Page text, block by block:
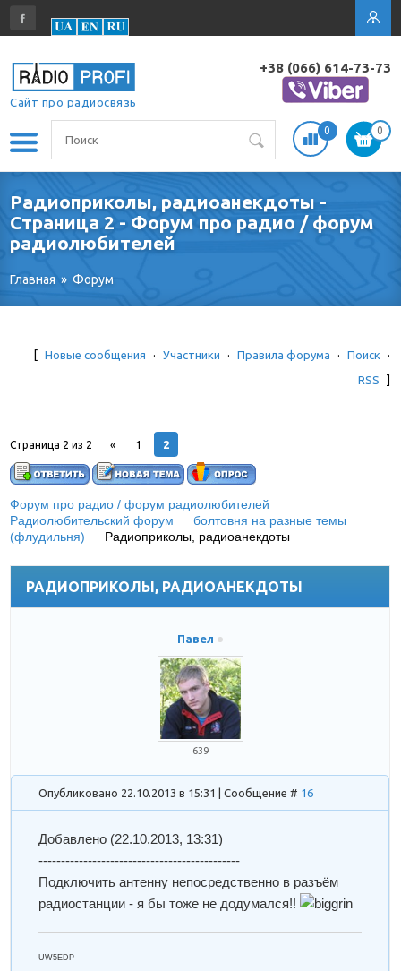
Сайт про радиосвязь
+38 (066) 614-73-73
0 0
Радиоприколы, радиоанекдоты -
Страница 2 - Форум про радио / форум
радиолюбителей
Главная » Форум
[ Новые сообщения · Участники · Правила форума · Поиск
·
RSS
]
Страница 2 из 2 « 1 2
Форум про радио / форум радиолюбителей
Радиолюбительский форум
болтовня на разные темы
(флудильня)
Радиоприколы, радиоанекдоты
РАДИОПРИКОЛЫ, РАДИОАНЕКДОТЫ
Павел
639
Опубликовано 22.10.2013 в 15:31 | Сообщение # 16
Добавлено (22.10.2013, 13:31)
---------------------------------------------
Подключить антенну непосредственно в разъём
радиостанции - я бы тоже не додумался!!
UW5EDP